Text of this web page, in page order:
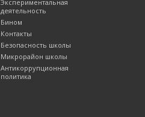
Экспериментальная
деятельность
Бином
Контакты
Безопасность школы
Микрорайон школы
Антикоррупционная
политика